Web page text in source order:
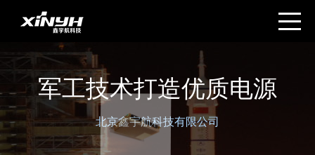
军工技术打造优质电源
北京鑫宇航科技有限公司